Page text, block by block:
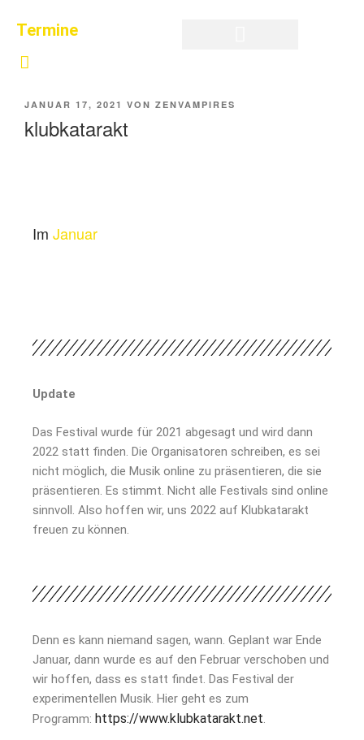
Termine
JANUAR 17, 2021 VON ZENVAMPIRES
klubkatarakt
Im Januar
Update
Das Festival wurde für 2021 abgesagt und wird dann
2022 statt finden. Die Organisatoren schreiben, es sei
nicht möglich, die Musik online zu präsentieren, die sie
präsentieren. Es stimmt. Nicht alle Festivals sind online
sinnvoll. Also hoffen wir, uns 2022 auf Klubkatarakt
freuen zu können.
Denn es kann niemand sagen, wann. Geplant war Ende
Januar, dann wurde es auf den Februar verschoben und
wir hoffen, dass es statt findet. Das Festival der
experimentellen Musik. Hier geht es zum
Programm: https://www.klubkatarakt.net.